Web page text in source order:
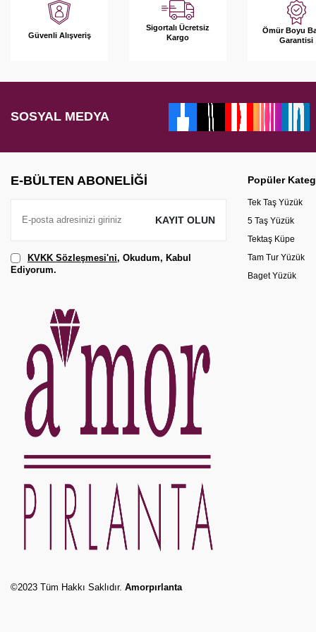
Güvenli Alışveriş
Sigortalı Ücretsiz
Kargo
Ömür Boyu
Garantisi
SOSYAL MEDYA
E-BÜLTEN ABONELIĞI
KAYIT OLUN
KVKK Sözleşmesi'ni, Okudum, Kabul
Ediyorum.
©2023 Tüm Hakkı Saklıdır. Amorpırlanta
Popüler
Tek Taş Yüzük
5 Taş Yüzük
Tektaş Küpe
Tam Tur Yüzük
Baget Yüzük